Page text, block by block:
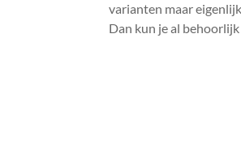
varianten maar
Dan kun je al